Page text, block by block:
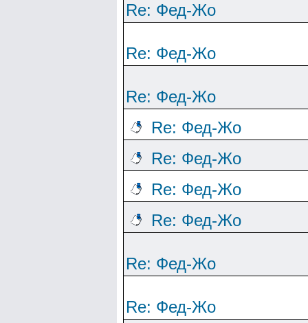
Re: Фед-Жо
Re: Фед-Жо
Re: Фед-Жо
Re: Фед-Жо
Re: Фед-Жо
Re: Фед-Жо
Re: Фед-Жо
Re: Фед-Жо
Re: Фед-Жо